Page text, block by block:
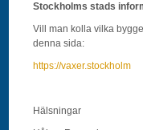
Stockholms stads
Vill man kolla vilka
denna sida:
https://vaxer.stockholm
Hälsningar